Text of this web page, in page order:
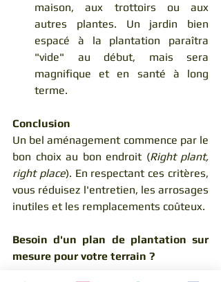
maison, aux trottoirs ou aux
autres plantes. Un jardin bien
espacé à la plantation paraîtra
"vide" au début, mais sera
magnifique et en santé à long
terme.
Conclusion
Un bel aménagement commence par le
bon choix au bon endroit (Right plant,
right place). En respectant ces critères,
vous réduisez l'entretien, les arrosages
inutiles et les remplacements coûteux.
Besoin d'un plan de plantation sur
mesure pour votre terrain ?